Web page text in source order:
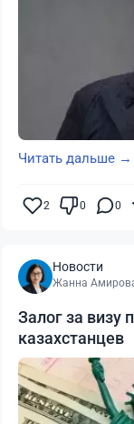
Читать дальше →
2 0 0
Новости
Жанна
Залог за визу
казахстанцев